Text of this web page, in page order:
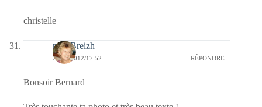
christelle
nanaBreizh
24/01/2012/17:52 RÉPONDRE
Bonsoir Bernard